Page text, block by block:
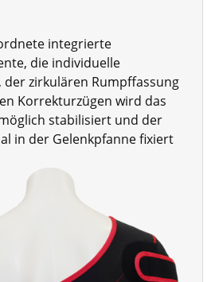
integrierte
die individuelle
zirkulären Rumpffassung
Korrekturzügen wird das
stabilisiert und der
in der Gelenkpfanne fixiert